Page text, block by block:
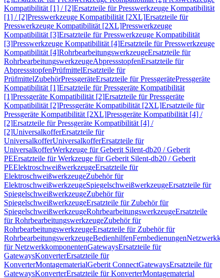
Kompatibilität [1] / [2]Ersatzteile für Presswerkzeuge Kompatibilität
[1] / [2]Presswerkzeuge Kompatibilität [2XL]Ersatzteile für
Presswerkzeuge Kompatibilität [2XL]Presswerkzeuge
Kompatibilität [3]Ersatzteile für Presswerkzeuge Kompatibilität
[3]Presswerkzeuge Kompatibilität [4]Ersatzteile für Presswerkzeuge
Kompatibilität [4]RohrbearbeitungswerkzeugeErsatzteile für
RohrbearbeitungswerkzeugeAbpressstopfenErsatzteile für
AbpressstopfenPrüfmittelErsatzteile für
PrüfmittelZubehörPressgeräteErsatzteile für PressgerätePressgeräte
Kompatibilität [1]Ersatzteile für Pressgeräte Kompatibilität
[1]Pressgeräte Kompatibilität [2]Ersatzteile für Pressgeräte
Kompatibilität [2]Pressgeräte Kompatibilität [2XL]Ersatzteile für
Pressgeräte Kompatibilität [2XL]Pressgeräte Kompatibilität [4] /
[2]Ersatzteile für Pressgeräte Kompatibilität [4] /
[2]UniversalkofferErsatzteile für
UniversalkofferUniversalkofferErsatzteile für
UniversalkofferWerkzeuge für Geberit Silent-db20 / Geberit
PEErsatzteile für Werkzeuge für Geberit Silent-db20 / Geberit
PEElektroschweißwerkzeugeErsatzteile für
ElektroschweißwerkzeugeZubehör für
ElektroschweißwerkzeugeSpiegelschweißwerkzeugeErsatzteile für
SpiegelschweißwerkzeugeZubehör für
SpiegelschweißwerkzeugeErsatzteile für Zubehör für
SpiegelschweißwerkzeugeRohrbearbeitungswerkzeugeErsatzteile
für RohrbearbeitungswerkzeugeZubehör für
RohrbearbeitungswerkzeugeErsatzteile für Zubehör für
RohrbearbeitungswerkzeugeBedienhilfenFernbedienungen
für NetzwerkkomponentenGatewaysErsatzteile für
GatewaysKonverterErsatzteile für
KonverterMontagematerialGeberit ConnectGatewaysErsatzteile für
GatewaysKonverterErsatzteile für KonverterMontagematerial